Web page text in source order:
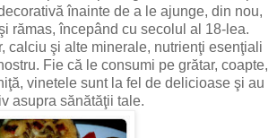
înainte de a le ajunge, din nou,
rămas, începând cu secolul al 18-lea.
calciu şi alte minerale, nutrienţi esenţiali
Fie că le consumi pe grătar, coapte,
vinetele sunt la fel de delicioase şi au
asupra sănătăţii tale.